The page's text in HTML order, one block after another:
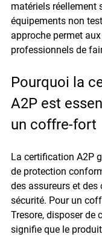
matériels réellement
équipements non
approche permet
professionnels de
Pourquoi la
A2P est
un coffre-fort
La certification A2P
de protection
des assureurs et des
sécurité. Pour un
Tresore, disposer de
signifie que le